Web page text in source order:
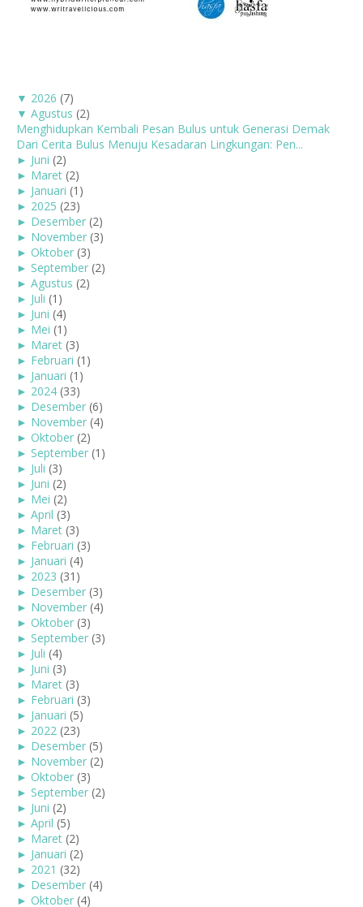
▼ 2026 (7)
▼ Agustus (2)
Menghidupkan Kembali Pesan Bulus untuk Generasi Demak
Dari Cerita Bulus Menuju Kesadaran Lingkungan: Pen...
► Juni (2)
► Maret (2)
► Januari (1)
► 2025 (23)
► Desember (2)
► November (3)
► Oktober (3)
► September (2)
► Agustus (2)
► Juli (1)
► Juni (4)
► Mei (1)
► Maret (3)
► Februari (1)
► Januari (1)
► 2024 (33)
► Desember (6)
► November (4)
► Oktober (2)
► September (1)
► Juli (3)
► Juni (2)
► Mei (2)
► April (3)
► Maret (3)
► Februari (3)
► Januari (4)
► 2023 (31)
► Desember (3)
► November (4)
► Oktober (3)
► September (3)
► Juli (4)
► Juni (3)
► Maret (3)
► Februari (3)
► Januari (5)
► 2022 (23)
► Desember (5)
► November (2)
► Oktober (3)
► September (2)
► Juni (2)
► April (5)
► Maret (2)
► Januari (2)
► 2021 (32)
► Desember (4)
► Oktober (4)